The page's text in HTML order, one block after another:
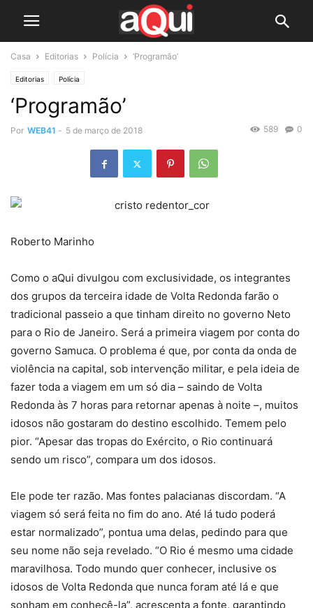
Casa Editorias Polícia ‘Programão’
Editorias Polícia
‘Programão’
Por WEB41 - 5 de março de 2018 0
589
Roberto Marinho
Como o aQui divulgou com exclusividade, os integrantes
dos grupos da terceira idade de Volta Redonda farão o
tradicional passeio a que tinham direito no governo Neto
para o Rio de Janeiro. Será a primeira viagem por conta do
governo Samuca. O problema é que, por conta da onda de
violência na capital, sob intervenção militar, e pela ideia de
fazer toda a viagem em um só dia – saindo de Volta
Redonda às 7 horas para retornar apenas à noite –, muitos
idosos não gostaram do destino escolhido. Temem pelo
pior. “Apesar das tropas do Exército, o Rio continuará
sendo um risco”, compara um dos idosos.
Ele pode ter razão. Mas fontes palacianas discordam. “A
viagem só será feita no fim do ano. Até lá tudo poderá
estar normalizado”, pontua uma delas, pedindo para que
seu nome não seja revelado. “O Rio é mesmo uma cidade
maravilhosa. Todo mundo quer conhecer, inclusive os
idosos de Volta Redonda que nunca foram até lá e que
sonham em conhecê-la”, acrescenta a fonte, garantindo